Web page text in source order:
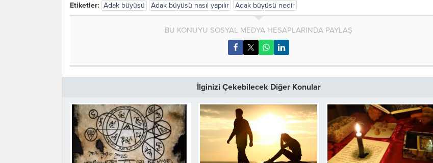
Etiketler: Adak büyüsü Adak büyüsü nasıl yapılır Adak büyüsü nedir
BU KONUYU SOSYAL MEDYA HESAPLARINDA PAYLAŞ
İlginizi Çekebilecek Diğer Konular